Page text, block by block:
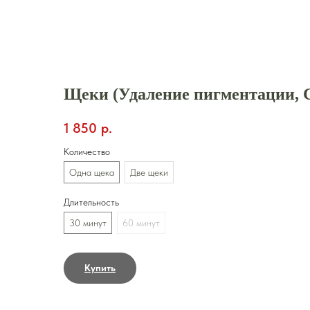
Щеки (Удаление пигментации,
1 850 р.
Количество
Одна щека
Две щеки
Длительность
30 минут
60 минут
Купить